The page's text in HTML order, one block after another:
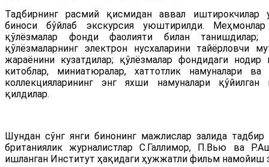
Тадбирнинг расмий қисмидан аввал иштирокчилар
биноси бўйлаб экскурсия уюштирилди.
қўлёзмалар фонди фаолияти билан танишдилар;
қўлёзмаларнинг электрон нусхаларини тайёрловчи
жараёнини кузатдилар; қўлёзмалар фондидаги
китоблар, миниатюралар, хаттотлик намуналари
коллекцияларининг энг яхши намуналари
қилдилар.
Шундан сўнг янги бинонинг мажлислар залида тадбир
британиялик журналистлар С.Галлимор, П.Вью ва
ишланган Институт ҳақидаги ҳужжатли фильм намойиш